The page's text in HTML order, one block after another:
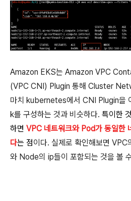
Amazon EKS는 Amazon VPC
(VPC CNI) Plugin 통해 Cluster
마치 kubernetes에서 CNI Plugin을
k를 구성하는 것과 비슷하다. 특이한
하면 VPC 네트워크와 Pod가 동일한
다는 점이다. 실제로 확인해보면 VPC
와 Node의 ip들이 포함되는 것을 볼